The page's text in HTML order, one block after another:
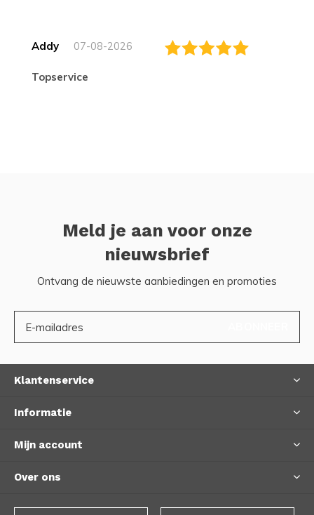
Addy 07-08-2026
topservice
Meld je aan voor onze
nieuwsbrief
Ontvang de nieuwste aanbiedingen en promoties
Klantenservice
Informatie
Mijn account
Over ons